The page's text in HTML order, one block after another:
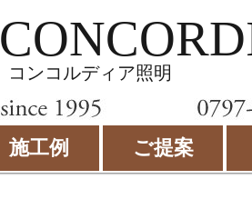
コンコルディア照明
施工例 ご提案